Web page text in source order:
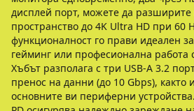
дисплей порт, можете да разширите
пространство до 4K Ultra HD при 60
функционалност го прави идеален
гейминг или професионална работа
Хъбът разполага с три USB-A 3.2
пренос на данни (до 10 Gbps), както
основните ви периферни